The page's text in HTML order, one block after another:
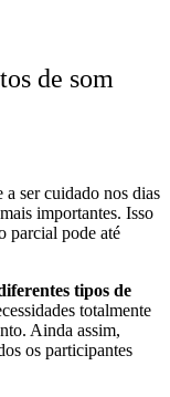
de som
a ser cuidado nos dias
importantes. Isso
parcial pode até
tipos de
totalmente
Ainda assim,
os participantes